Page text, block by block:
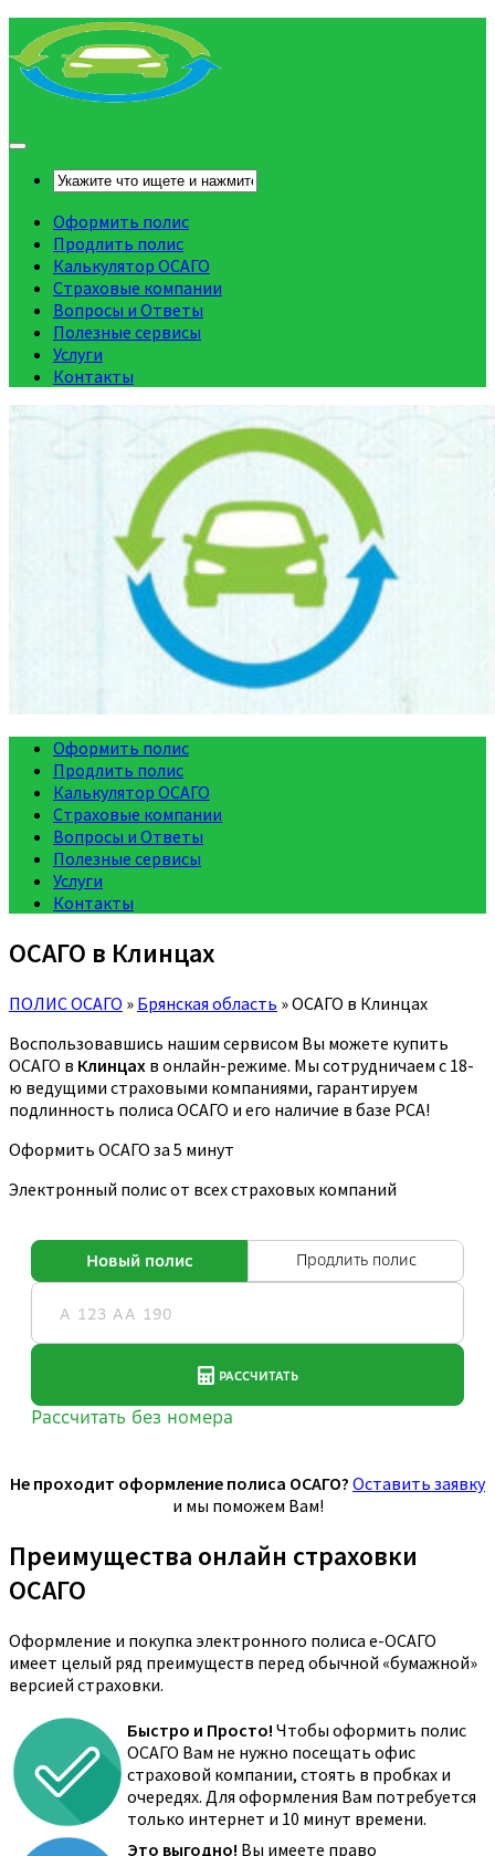
Оформить полис
Продлить полис
Калькулятор ОСАГО
Страховые компании
Вопросы и Ответы
Полезные сервисы
Услуги
Контакты
Оформить полис
Продлить полис
Калькулятор ОСАГО
Страховые компании
Вопросы и Ответы
Полезные сервисы
Услуги
Контакты
ОСАГО в Клинцах
ПОЛИС ОСАГО » Брянская область »ОСАГО в Клинцах
Воспользовавшись нашим сервисом Вы можете купить
ОСАГО в Клинцах в онлайн-режиме. Мы сотрудничаем с 18-
ю ведущими страховыми компаниями, гарантируем
подлинность полиса ОСАГО и его наличие в базе РСА!
Оформить ОСАГО за 5 минут
Электронный полис от всех страховых компаний
Не проходит оформление полиса ОСАГО? Оставить заявку
и мы поможем Вам!
Преимущества онлайн страховки
ОСАГО
Оформление и покупка электронного полиса е-ОСАГО
имеет целый ряд преимуществ перед обычной «бумажной»
версией страховки.
Быстро и Просто! Чтобы оформить полис
ОСАГО Вам не нужно посещать офис
страховой компании, стоять в пробках и
очередях. Для оформления Вам потребуется
только интернет и 10 минут времени.
Это выгодно! Вы имеете право